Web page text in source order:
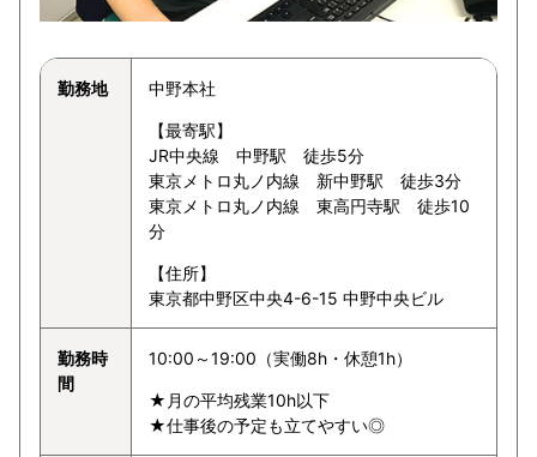
勤務地 中野本社
【最寄駅】
JR中央線 中野駅 徒歩5分
東京メトロ丸ノ内線 新中野駅 徒歩3分
東京メトロ丸ノ内線 東高円寺駅 徒歩10
分
【住所】
東京都中野区中央4-6-15 中野中央ビル
勤務時
間
10:00～19:00（実働8h・休憩1h）
★月の平均残業10h以下
★仕事後の予定も立てやすい◎